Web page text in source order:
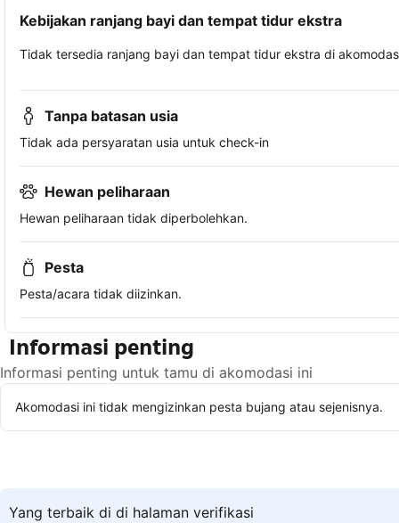
Kebijakan ranjang bayi dan tempat tidur ekstra
Tidak tersedia ranjang bayi dan tempat tidur ekstra di
Tanpa batasan usia
Tidak ada persyaratan usia untuk check-in
Hewan peliharaan
Hewan peliharaan tidak diperbolehkan.
Pesta
Pesta/acara tidak diizinkan.
Informasi penting
Informasi penting untuk tamu di akomodasi ini
Akomodasi ini tidak mengizinkan pesta bujang atau sejenisnya.
Yang terbaik di di halaman verifikasi